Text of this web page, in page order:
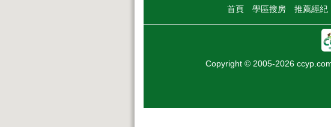
首頁 學區搜房 推薦經紀
Copyright © 2005-2026